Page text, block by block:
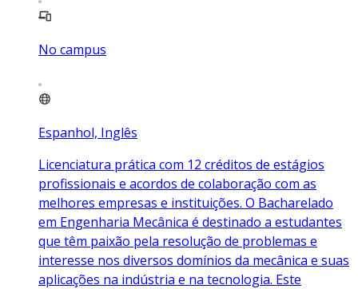
No campus
Espanhol, Inglês
Licenciatura prática com 12 créditos de estágios
profissionais e acordos de colaboração com as
melhores empresas e instituições. O Bacharelado
em Engenharia Mecânica é destinado a estudantes
que têm paixão pela resolução de problemas e
interesse nos diversos domínios da mecânica e suas
aplicações na indústria e na tecnologia. Este